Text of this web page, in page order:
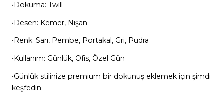
•Dokuma: Twill
•Desen: Kemer, Nişan
•Renk: Sarı, Pembe, Portakal, Gri, Pudra
•Kullanım: Günlük, Ofis, Özel Gün
•Günlük stilinize premium bir dokunuş eklemek için şimdi
keşfedin.